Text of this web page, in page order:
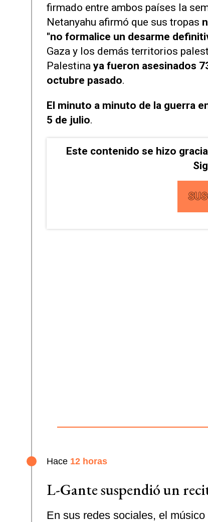
firmado entre ambos países la
Netanyahu afirmó que sus tropas
"no formalice un desarme
Gaza y los demás territorios
Palestina ya fueron asesinados
octubre pasado.
El minuto a minuto de la guerra
5 de julio.
Este contenido se hizo
Hace 12 horas
L-Gante suspendió un
En sus redes sociales, el